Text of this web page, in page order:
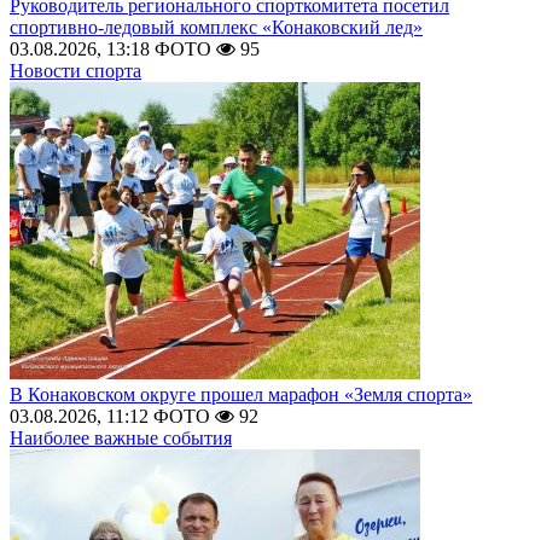
Руководитель регионального спорткомитета посетил
спортивно-ледовый комплекс «Конаковский лед»
03.08.2026, 13:18 ФОТО
95
Новости спорта
В Конаковском округе прошел марафон «Земля спорта»
03.08.2026, 11:12 ФОТО
92
Наиболее важные события